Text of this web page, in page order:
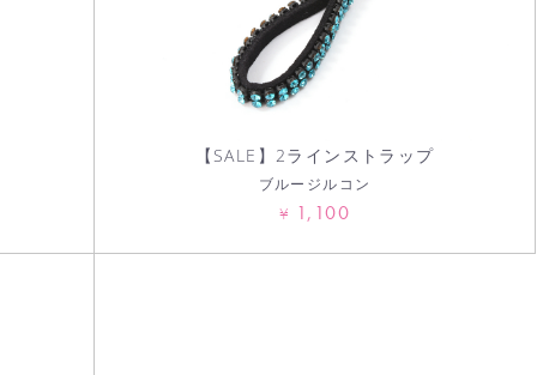
【SALE】2ラインストラップ
ブルージルコン
¥ 1,100